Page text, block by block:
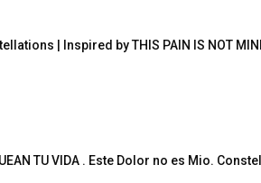
| Inspired by THIS PAIN IS NOT
TU VIDA . Este Dolor no es Mio.